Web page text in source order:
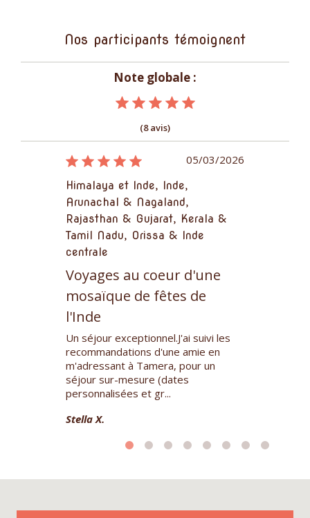
Nos participants témoignent
Note globale :
(8 avis)
05/03/2026
Himalaya et Inde, Inde,
Arunachal & Nagaland,
Rajasthan & Gujarat, Kerala &
Tamil Nadu, Orissa & Inde
centrale
Voyages au coeur d'une
mosaïque de fêtes de
l'Inde
Un séjour exceptionnel.J'ai suivi les
recommandations d'une amie en
m'adressant à Tamera, pour un
séjour sur-mesure (dates
personnalisées et gr...
Stella X.